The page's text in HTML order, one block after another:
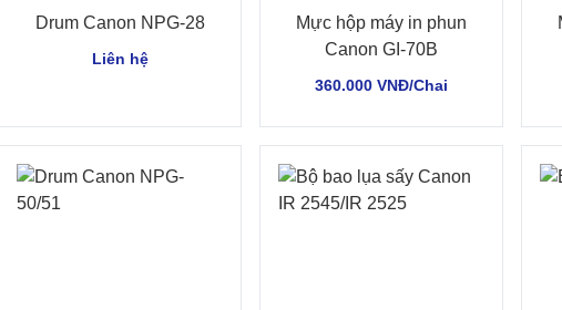
Drum Canon NPG-28
Liên hệ
Mực hộp máy in phun
Canon GI-70B
360.000 VNĐ/Chai